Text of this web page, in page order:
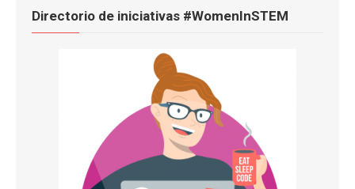
Directorio de iniciativas #WomenInSTEM